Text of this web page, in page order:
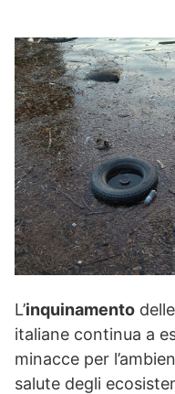
L’inquinamento
italiane continua a
minacce per
salute degli